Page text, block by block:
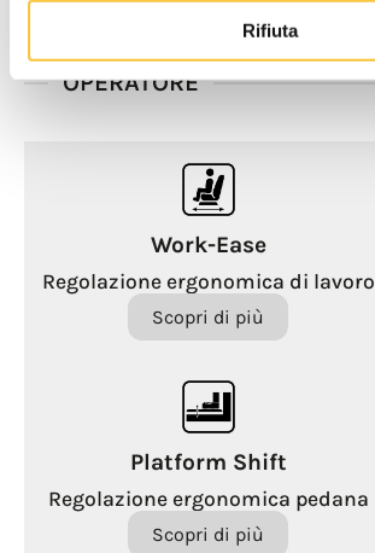
Rifiuta
OPERATORE
Work-Ease
Regolazione ergonomica di lavoro
Scopri di più
Platform Shift
Regolazione ergonomica pedana
Scopri di più